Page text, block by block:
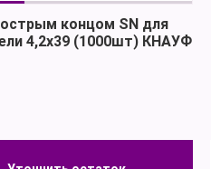
концом SN для
4,2х39 (1000шт) КНАУФ